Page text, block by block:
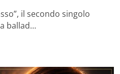
il secondo singolo
ballad…